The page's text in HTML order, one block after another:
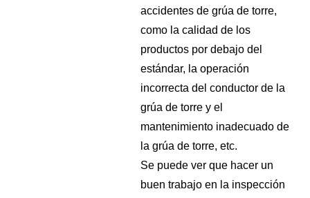
accidentes de grúa de torre,
como la calidad de los
productos por debajo del
estándar, la operación
incorrecta del conductor de la
grúa de torre y el
mantenimiento inadecuado de
la grúa de torre, etc.
Se puede ver que hacer un
buen trabajo en la inspección